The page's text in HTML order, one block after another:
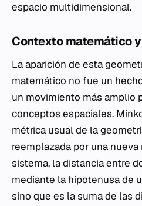
espacio multidimensional.
Contexto matemático
La aparición de esta
matemático no fue un
un movimiento más amplio
conceptos espaciales.
métrica usual de la
reemplazada por una
sistema, la distancia entre
mediante la hipotenusa de
sino que es la suma de las